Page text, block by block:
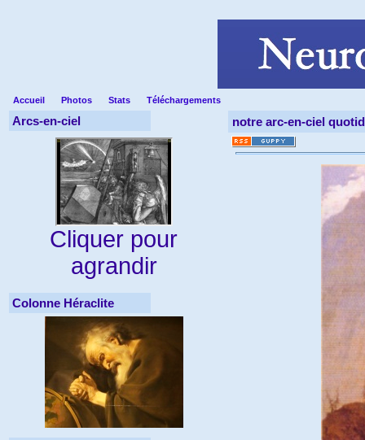
Accueil Photos Stats Téléchargements
Arcs-en-ciel
Cliquer pour
agrandir
Colonne Héraclite
notre arc-en-ciel